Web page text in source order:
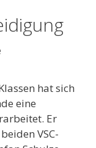
hat sich
eine
Er
VSC-